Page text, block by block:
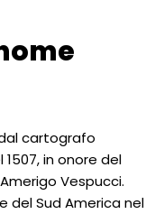
cartografo
in onore del
Vespucci.
del Sud America nel